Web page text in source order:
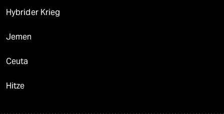
Hybrider Krieg
Jemen
Ceuta
Hitze